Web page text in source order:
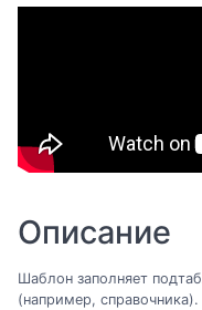
Описание
Шаблон заполняет
(например,